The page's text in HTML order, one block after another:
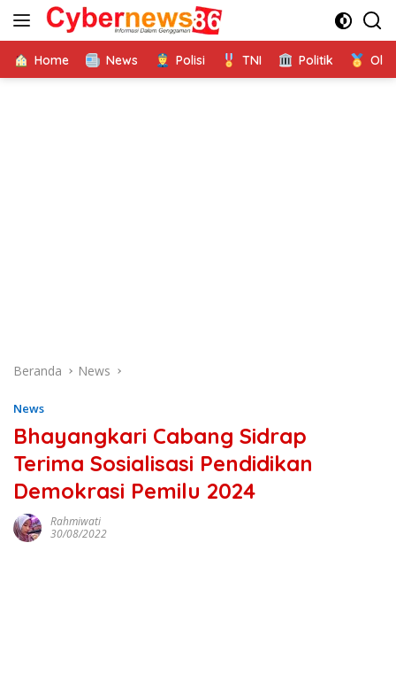
Langsung
Home News Polisi TNI Politik
Beranda News
News
Bhayangkari Cabang Sidrap
Terima Sosialisasi Pendidikan
Demokrasi Pemilu 2024
Rahmiwati
30/08/2022